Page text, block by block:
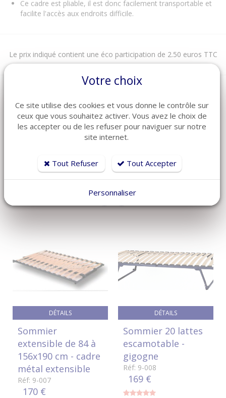
Ce cadre est pliable, il est donc facilement transportable et
facilite l'accès aux endroits difficile.
Le prix indiqué contient une éco participation de 2.50 euros TTC
Découvrez également ces produits plébiscités par nos clients
DÉTAILS
Sommier
extensible de 84 à
156x190 cm - cadre
métal extensible
Réf: 9-007
170 €
DÉTAILS
Sommier 20 lattes
escamotable -
gigogne
Réf: 9-008
169 €
Votre choix
Ce site utilise des cookies et vous donne le contrôle sur
ceux que vous souhaitez activer. Vous avez le choix de
les accepter ou de les refuser pour naviguer sur notre
site internet.
Tout Refuser Tout Accepter
Personnaliser